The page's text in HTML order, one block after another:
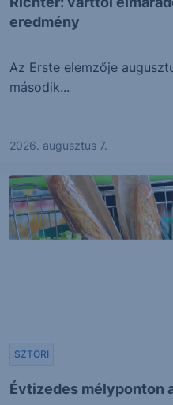
eredmény
Az Erste elemzője
második...
2026. augusztus 7.
Évtizedes mélyponton
SZTORI